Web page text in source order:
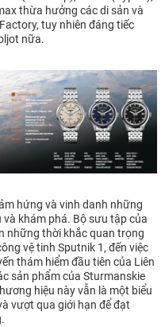
thừa hưởng các di sản và
tuy nhiên đáng tiếc
nữa.
hứng và vinh danh những
và khám phá. Bộ sưu tập của
những thời khắc quan trọng
vệ tinh Sputnik 1, đến việc
thám hiểm đầu tiên của Liên
sản phẩm của Sturmanskie
hiệu này vẫn là một biểu
vượt qua giới hạn để đạt